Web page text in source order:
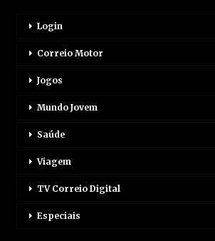
Login
Correio Motor
Jogos
Mundo Jovem
Saúde
Viagem
TV Correio Digital
Especiais